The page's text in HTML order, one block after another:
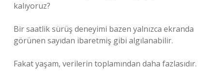
kalıyoruz?
Bir saatlik sürüş deneyimi bazen yalnızca ekranda
görünen sayıdan ibaretmiş gibi algılanabilir.
Fakat yaşam, verilerin toplamından daha fazlasıdır.